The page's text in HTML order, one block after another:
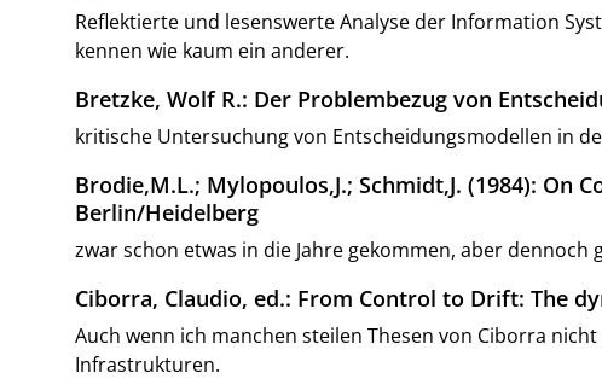
Reflektierte und lesenswerte Analyse der Information
kennen wie kaum ein anderer.
Bretzke, Wolf R.: Der Problembezug von
kritische Untersuchung von Entscheidungsmodellen in
Brodie,M.L.; Mylopoulos,J.; Schmidt,J. (1984):
Berlin/Heidelberg
zwar schon etwas in die Jahre gekommen, aber
Ciborra, Claudio, ed.: From Control to Drift: The
Auch wenn ich manchen steilen Thesen von Ciborra
Infrastrukturen.